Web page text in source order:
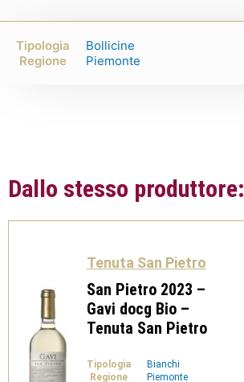
Tipologia
Bollicine
Regione
Piemonte
Dallo stesso produttore:
Tenuta San Pietro
San Pietro 2023 –
Gavi docg Bio –
Tenuta San Pietro
Tipologia
Bianchi
Regione
Piemonte